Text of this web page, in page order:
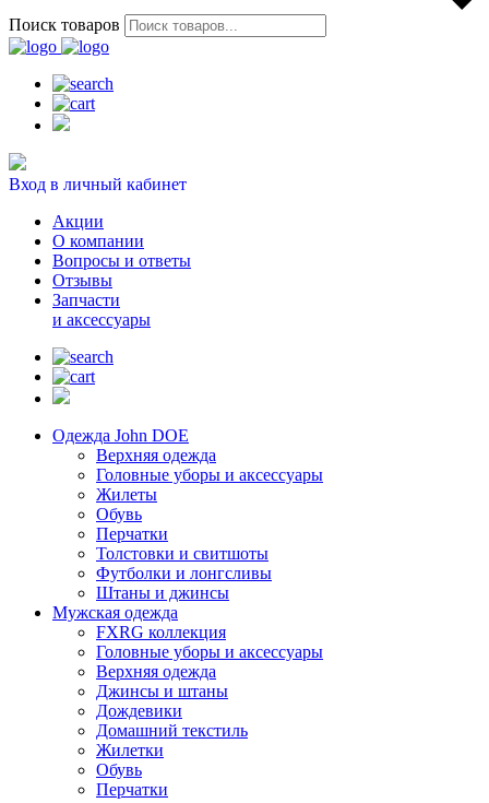
Поиск товаров
Вход в личный кабинет
Акции
О компании
Вопросы и ответы
Отзывы
Запчасти
и аксессуары
Одежда John DOE
Верхняя одежда
Головные уборы и аксессуары
Жилеты
Обувь
Перчатки
Толстовки и свитшоты
Футболки и лонгсливы
Штаны и джинсы
Мужская одежда
FXRG коллекция
Головные уборы и аксессуары
Верхняя одежда
Джинсы и штаны
Дождевики
Домашний текстиль
Жилетки
Обувь
Перчатки